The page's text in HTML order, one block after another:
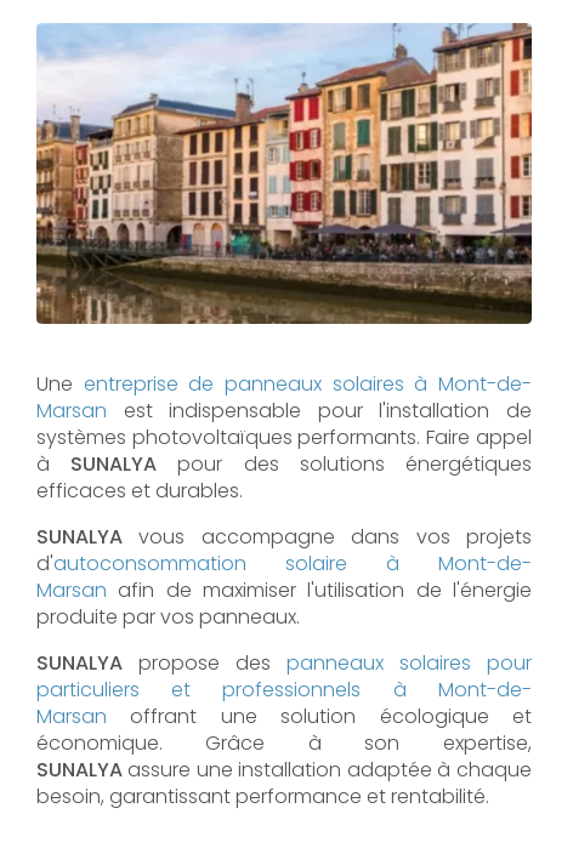
Une entreprise de panneaux solaires à Mont-de-
Marsan est indispensable pour l'installation de
systèmes photovoltaïques performants. Faire appel
à SUNALYA pour des solutions énergétiques
efficaces et durables.
SUNALYA vous accompagne dans vos projets
d'autoconsommation solaire à Mont-de-
Marsan afin de maximiser l'utilisation de l'énergie
produite par vos panneaux.
SUNALYA propose des panneaux solaires pour
particuliers et professionnels à Mont-de-
Marsan offrant une solution écologique et
économique. Grâce à son expertise,
SUNALYA assure une installation adaptée à chaque
besoin, garantissant performance et rentabilité.